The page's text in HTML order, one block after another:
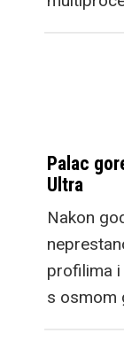
Palac
Ultra
Nakon
profilima i
s osmom